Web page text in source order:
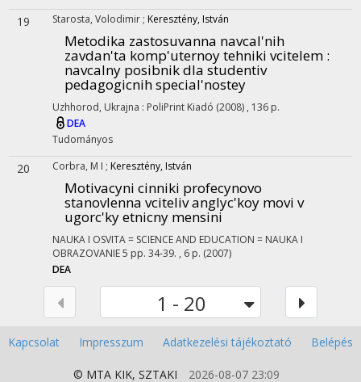
19 Starosta, Volodimir ; Keresztény, István
Metodika zastosuvanna navcal'nih
zavdan'ta komp'uternoy tehniki vcitelem :
navcalny posibnik dla studentiv
pedagogicnih special'nostey
Uzhhorod, Ukrajna : PoliPrint Kiadó (2008) , 136 p.
DEA
Tudományos
20 Corbra, M I ; Keresztény, István
Motivacyni cinniki profecynovo
stanovlenna vciteliv anglyc'koy movi v
ugorc'ky etnicny mensini
NAUKA I OSVITA = SCIENCE AND EDUCATION = NAUKA I
OBRAZOVANIE5 pp. 34-39. , 6 p. (2007)
DEA
1 - 20
Kapcsolat Impresszum Adatkezelési tájékoztató Belépés
© MTA KIK, SZTAKI 2026-08-07 23:09